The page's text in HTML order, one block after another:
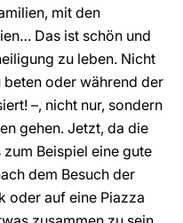
mit den
Das ist schön und
zu leben. Nicht
beten oder während der
–, nicht nur, sondern
gehen. Jetzt, da die
Beispiel eine gute
dem Besuch der
oder auf eine Piazza